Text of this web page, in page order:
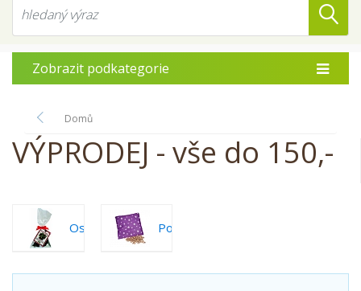
Zobrazit podkategorie
Domů
VÝPRODEJ - vše do 150,-
Ostatní... Polštářky